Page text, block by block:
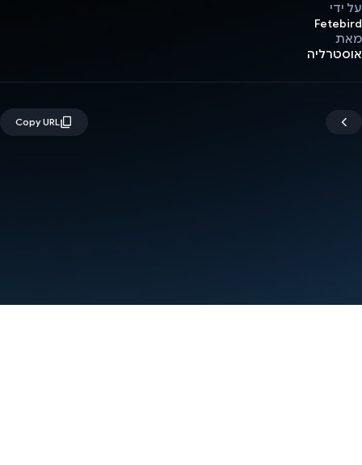
על ידי
Fetebird
מאת
אוסטרליה